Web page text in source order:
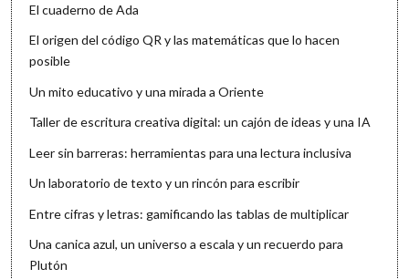
El cuaderno de Ada
El origen del código QR y las matemáticas que lo hacen
posible
Un mito educativo y una mirada a Oriente
Taller de escritura creativa digital: un cajón de ideas y una IA
Leer sin barreras: herramientas para una lectura inclusiva
Un laboratorio de texto y un rincón para escribir
Entre cifras y letras: gamificando las tablas de multiplicar
Una canica azul, un universo a escala y un recuerdo para
Plutón